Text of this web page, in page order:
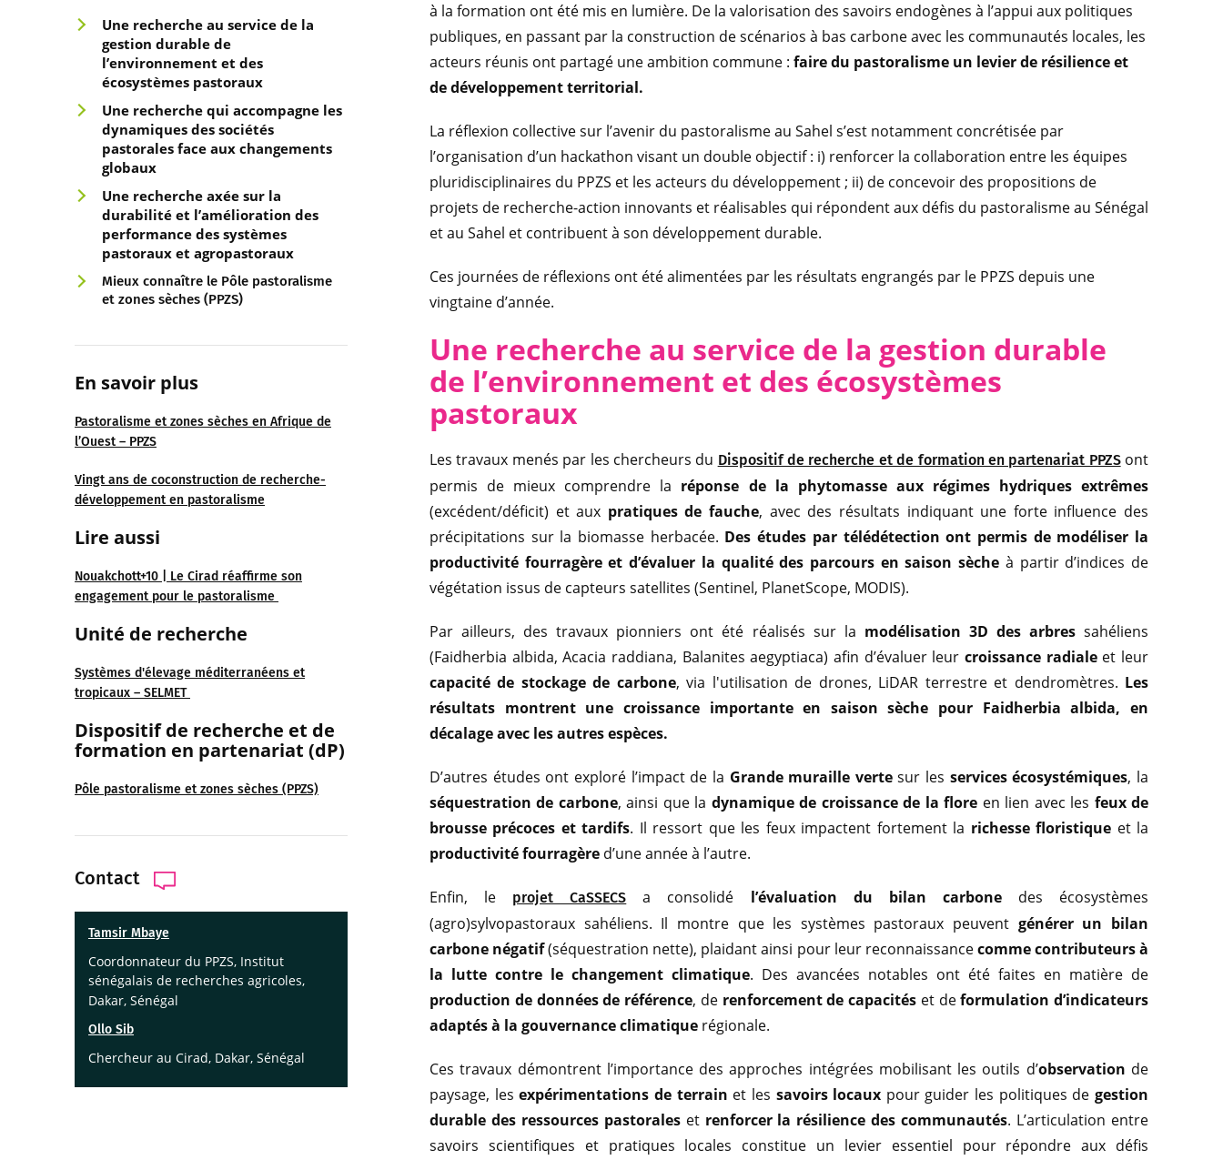
Une recherche au service de la
gestion durable de
l’environnement et des
écosystèmes pastoraux
Une recherche qui accompagne les
dynamiques des sociétés
pastorales face aux changements
globaux
Une recherche axée sur la
durabilité et l’amélioration des
performance des systèmes
pastoraux et agropastoraux
Mieux connaître le Pôle pastoralisme
et zones sèches (PPZS)
En savoir plus
Pastoralisme et zones sèches en Afrique de
l’Ouest – PPZS
Vingt ans de coconstruction de recherche-
développement en pastoralisme
Lire aussi
Nouakchott+10 | Le Cirad réaffirme son
engagement pour le pastoralisme
Unité de recherche
Systèmes d'élevage méditerranéens et
tropicaux – SELMET
Dispositif de recherche et de
formation en partenariat (dP)
Pôle pastoralisme et zones sèches (PPZS)
Contact
Tamsir Mbaye
Coordonnateur du PPZS, Institut
sénégalais de recherches agricoles,
Dakar, Sénégal
Ollo Sib
Chercheur au Cirad, Dakar, Sénégal
à la formation ont été mis en lumière. De la valorisation des savoirs endogènes à l’appui aux politiques
publiques, en passant par la construction de scénarios à bas carbone avec les communautés locales, les
acteurs réunis ont partagé une ambition commune : faire du pastoralisme un levier de résilience et
de développement territorial.
La réflexion collective sur l’avenir du pastoralisme au Sahel s’est notamment concrétisée par
l’organisation d’un hackathon visant un double objectif : i) renforcer la collaboration entre les équipes
pluridisciplinaires du PPZS et les acteurs du développement ; ii) de concevoir des propositions de
projets de recherche-action innovants et réalisables qui répondent aux défis du pastoralisme au Sénégal
et au Sahel et contribuent à son développement durable.
Ces journées de réflexions ont été alimentées par les résultats engrangés par le PPZS depuis une
vingtaine d’année.
Une recherche au service de la gestion durable
de l’environnement et des écosystèmes
pastoraux
Les travaux menés par les chercheurs du Dispositif de recherche et de formation en partenariat PPZSont
permis de mieux comprendre la réponse de la phytomasse aux régimes hydriques extrêmes
(excédent/déficit) et aux pratiques de fauche, avec des résultats indiquant une forte influence des
précipitations sur la biomasse herbacée. Des études par télédétection ont permis de modéliser la
productivité fourragère et d’évaluer la qualité des parcours en saison sèche à partir d’indices de
végétation issus de capteurs satellites (Sentinel, PlanetScope, MODIS).
Par ailleurs, des travaux pionniers ont été réalisés sur la modélisation 3D des arbressahéliens
(Faidherbia albida, Acacia raddiana, Balanites aegyptiaca) afin d’évaluer leur croissance radialeet leur
capacité de stockage de carbone, via l'utilisation de drones, LiDAR terrestre et dendromètres. Les
résultats montrent une croissance importante en saison sèche pour Faidherbia albida, en
décalage avec les autres espèces.
D’autres études ont exploré l’impact de la Grande muraille vertesur les services écosystémiques, la
séquestration de carbone, ainsi que la dynamique de croissance de la flore en lien avec les feux de
brousse précoces et tardifs. Il ressort que les feux impactent fortement la richesse floristique et la
productivité fourragère d’une année à l’autre.
Enfin, le projet CaSSECS a consolidé l’évaluation du bilan carbonedes écosystèmes
(agro)sylvopastoraux sahéliens. Il montre que les systèmes pastoraux peuvent générer un bilan
carbone négatif(séquestration nette), plaidant ainsi pour leur reconnaissancecomme contributeurs à
la lutte contre le changement climatique. Des avancées notables ont été faites en matière de
production de données de référence, de renforcement de capacités et deformulation d’indicateurs
adaptés à la gouvernance climatique régionale.
Ces travaux démontrent l’importance des approches intégrées mobilisant les outils d’observation de
paysage, lesexpérimentations de terrain et les savoirs locaux pour guider les politiques degestion
durable des ressources pastorales et renforcer la résilience des communautés. L’articulation entre
savoirs scientifiques et pratiques locales constitue un levier essentiel pour répondre aux défis